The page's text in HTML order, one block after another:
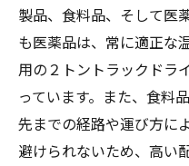
製品、食料品、そして医
も医薬品は、常に適正な
用の２トントラックドラ
っています。また、食料
先までの経路や運び方に
避けられないため、高い